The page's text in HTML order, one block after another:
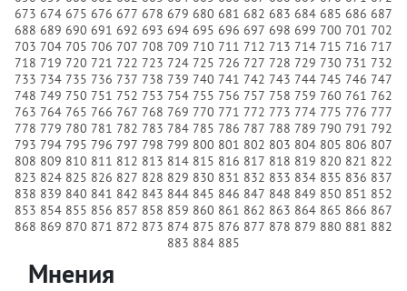
673 674 675 676 677 678 679 680 681 682 683 684 685 686 687
688 689 690 691 692 693 694 695 696 697 698 699 700 701 702
703 704 705 706 707 708 709 710 711 712 713 714 715 716 717
718 719 720 721 722 723 724 725 726 727 728 729 730 731 732
733 734 735 736 737 738 739 740 741 742 743 744 745 746 747
748 749 750 751 752 753 754 755 756 757 758 759 760 761 762
763 764 765 766 767 768 769 770 771 772 773 774 775 776 777
778 779 780 781 782 783 784 785 786 787 788 789 790 791 792
793 794 795 796 797 798 799 800 801 802 803 804 805 806 807
808 809 810 811 812 813 814 815 816 817 818 819 820 821 822
823 824 825 826 827 828 829 830 831 832 833 834 835 836 837
838 839 840 841 842 843 844 845 846 847 848 849 850 851 852
853 854 855 856 857 858 859 860 861 862 863 864 865 866 867
868 869 870 871 872 873 874 875 876 877 878 879 880 881 882
883 884 885
Мнения